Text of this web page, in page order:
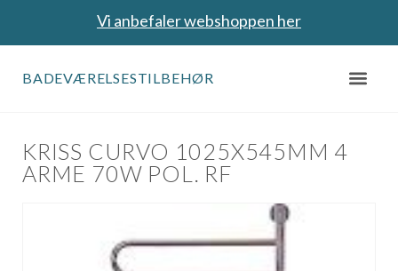
Vi anbefaler webshoppen her
BADEVÆRELSESTILBEHØR
KRISS CURVO 1025X545MM 4
ARME 70W POL. RF